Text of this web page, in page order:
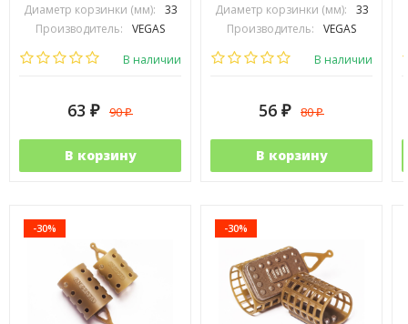
Диаметр корзинки (мм):
33
Производитель:
VEGAS
В наличии
63 ₽ 90₽
В корзину
Диаметр корзинки (мм):
33
Производитель:
VEGAS
В наличии
56 ₽ 80₽
В корзину
-30% -30%